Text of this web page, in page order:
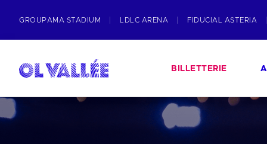
GROUPAMA STADIUM LDLC ARENA FIDUCIAL ASTERIA
BILLETTERIE